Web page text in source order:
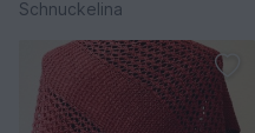
Schnuckelina